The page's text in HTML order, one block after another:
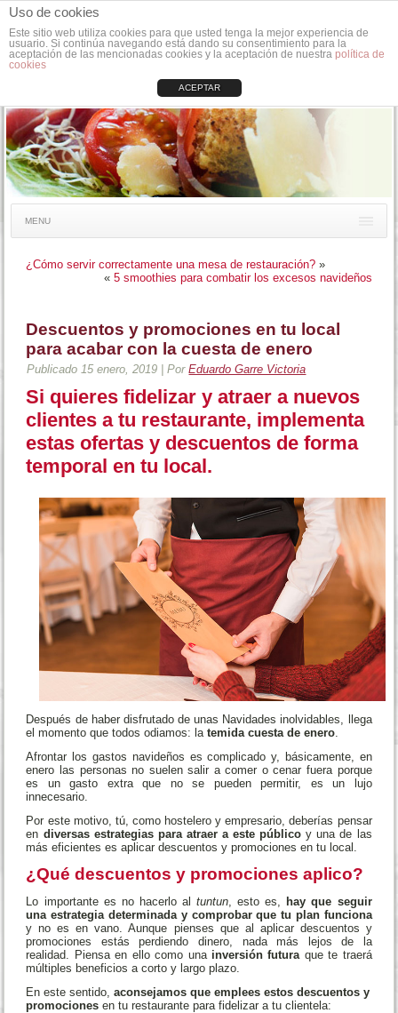
Uso de cookies
Este sitio web utiliza cookies para que usted tenga la mejor experiencia de
usuario. Si continúa navegando está dando su consentimiento para la
aceptación de las mencionadas cookies y la aceptación de nuestra política de
cookies
ACEPTAR
MENU
¿Cómo servir correctamente una mesa de restauración? »
« 5 smoothies para combatir los excesos navideños
Descuentos y promociones en tu local
para acabar con la cuesta de enero
Publicado 15 enero, 2019 |Por Eduardo Garre Victoria
Si quieres fidelizar y atraer a nuevos
clientes a tu restaurante, implementa
estas ofertas y descuentos de forma
temporal en tu local.
Después de haber disfrutado de unas Navidades inolvidables, llega
el momento que todos odiamos: latemida cuesta de enero
Afrontar los gastos navideños es complicado y, básicamente, en
enero las personas no suelen salir a comer o cenar fuera porque
es un gasto extra que no se pueden permitir, es un lujo
innecesario.
Por este motivo, tú, como hostelero y empresario, deberías pensar
en diversas estrategias para atraer a este público y una de las
más eficientes es aplicar descuentos y promociones en tu local.
¿Qué descuentos y promociones aplico?
Lo importante es no hacerlo altuntun , esto es, hay que seguir
una estrategia determinada y comprobar que tu plan funciona
y no es en vano. Aunque pienses que al aplicar descuentos y
promociones estás perdiendo dinero, nada más lejos de la
realidad. Piensa en ello como una inversión futura que te traerá
múltiples beneficios a corto y largo plazo.
En este sentido,aconsejamos que emplees estos descuentos y
promociones en tu restaurante para fidelizar a tu clientela: